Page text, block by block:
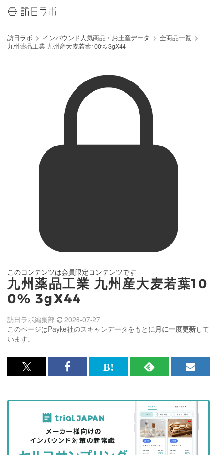
訪日ラボ インバウンド人気商品・お土産データ
全商品一覧
九州薬品工業 九州産大麦若葉100% 3gX44
このコンテンツは会員限定コンテンツです
九州薬品工業 九州産大麦若葉10
0% 3gX44
このページはPayke社のスキャンデータをもとに月に一度更新して
います。
訪日ラボ編集部 2026-07-27
x<br>
記
を
シ
Facebook<br>
記
事
を
シ
は
な
ッ
ク
RSS
記
事
を
購
メ
マ
ガ
登
録